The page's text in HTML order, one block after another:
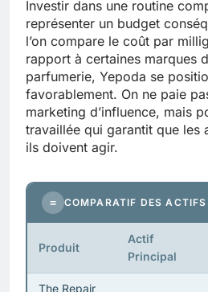
Investir dans une routine
représenter un budget
l’on compare le coût par
rapport à certaines marques
parfumerie, Yepoda se
favorablement. On ne paie
marketing d’influence, mais
travaillée qui garantit que les
ils doivent agir.
≡ COMPARATIF DES
Produit
Actif
Principal
The Repair